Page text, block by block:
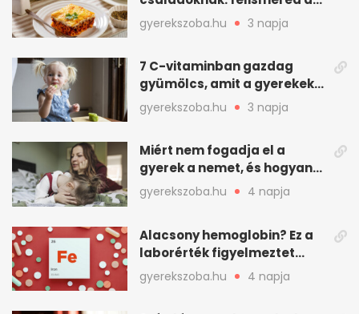
asadót és társait?
gyerekszoba.hu 3 napja
7 C-vitaminban gazdag
gyümölcs, amit a gyerekek
is szívesen megesznek
gyerekszoba.hu 3 napja
Miért nem fogadja el a
gyerek a nemet, és hogyan
mondd ki jól?
gyerekszoba.hu 4 napja
Alacsony hemoglobin? Ez a
laborérték figyelmeztet
vashiányra
gyerekszoba.hu 4 napja